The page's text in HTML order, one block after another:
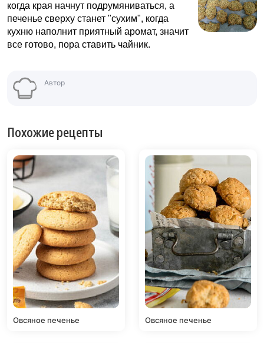
когда края начнут подрумяниваться, а
печенье сверху станет "сухим", когда
кухню наполнит приятный аромат, значит
все готово, пора ставить чайник.
Автор
Похожие рецепты
Овсяное печенье Овсяное печенье